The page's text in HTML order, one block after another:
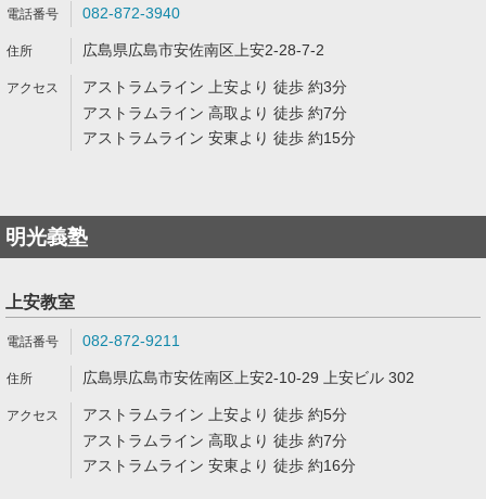
082-872-3940
広島県広島市安佐南区上安2-28-7-2
アストラムライン 上安より 徒歩 約3分
アストラムライン 高取より 徒歩 約7分
アストラムライン 安東より 徒歩 約15分
明光義塾
上安教室
082-872-9211
広島県広島市安佐南区上安2-10-29 上安ビル 302
アストラムライン 上安より 徒歩 約5分
アストラムライン 高取より 徒歩 約7分
アストラムライン 安東より 徒歩 約16分